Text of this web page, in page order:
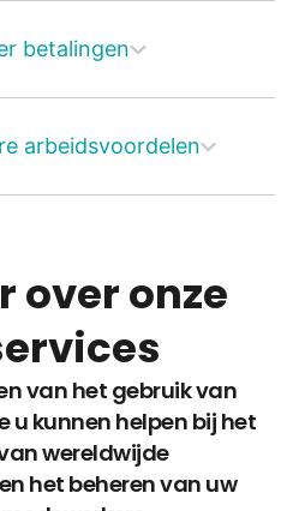
betalingen
arbeidsvoordelen
over onze
van het gebruik van
u kunnen helpen bij het
wereldwijde
het beheren van uw